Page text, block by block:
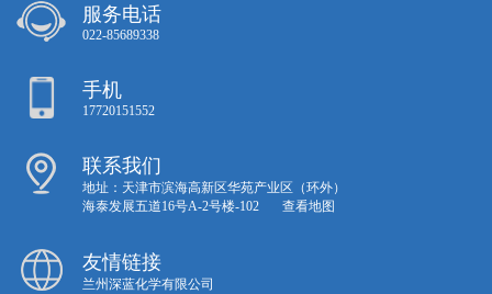
服务电话
022-85689338
手机
17720151552
联系我们
地址：天津市滨海高新区华苑产业区（环外）
海泰发展五道16号A-2号楼-102 查看地图
友情链接
兰州深蓝化学有限公司